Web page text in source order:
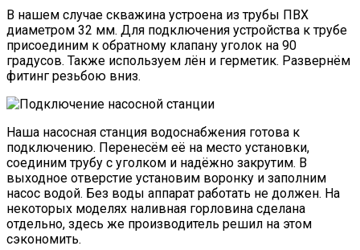
В нашем случае скважина устроена из трубы ПВХ
диаметром 32 мм. Для подключения устройства к трубе
присоединим к обратному клапану уголок на 90
градусов. Также используем лён и герметик. Развернём
фитинг резьбою вниз.
Наша насосная станция водоснабжения готова к
подключению. Перенесём её на место установки,
соединим трубу с уголком и надёжно закрутим. В
выходное отверстие установим воронку и заполним
насос водой. Без воды аппарат работать не должен. На
некоторых моделях наливная горловина сделана
отдельно, здесь же производитель решил на этом
сэкономить.